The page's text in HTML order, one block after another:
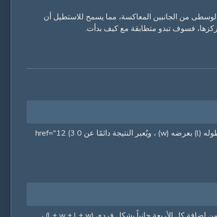
من الجانبين المعاكسة، مما يسمح للاستطيل أن
يُحسب مساحة مستطيل، أي المساحة الإجمالية التي يحتوي عليها، باستخدام واحدة من أكثر الصيغ أساسية في الرياضيات: مضاعفة طوله (l) بعرضه (w) ، ويُعبر النتيجة دائمًا عن 0 href="12 (3